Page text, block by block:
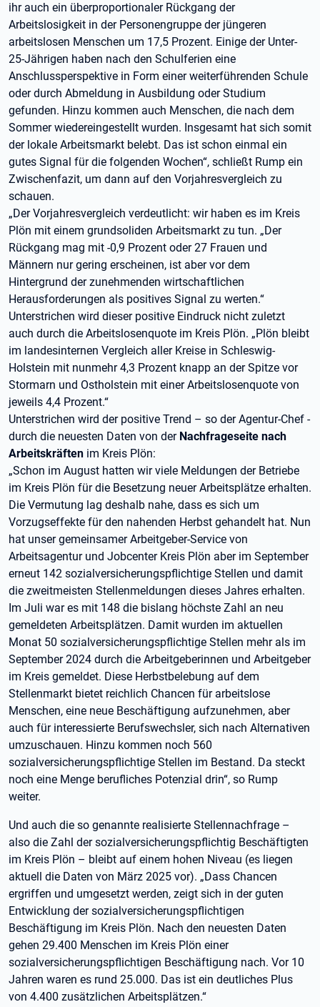
ihr auch ein überproportionaler Rückgang der
Arbeitslosigkeit in der Personengruppe der jüngeren
arbeitslosen Menschen um 17,5 Prozent. Einige der Unter-
25-Jährigen haben nach den Schulferien eine
Anschlussperspektive in Form einer weiterführenden Schule
oder durch Abmeldung in Ausbildung oder Studium
gefunden. Hinzu kommen auch Menschen, die nach dem
Sommer wiedereingestellt wurden. Insgesamt hat sich somit
der lokale Arbeitsmarkt belebt. Das ist schon einmal ein
gutes Signal für die folgenden Wochen“, schließt Rump ein
Zwischenfazit, um dann auf den Vorjahresvergleich zu
schauen.
„Der Vorjahresvergleich verdeutlicht: wir haben es im Kreis
Plön mit einem grundsoliden Arbeitsmarkt zu tun. „Der
Rückgang mag mit -0,9 Prozent oder 27 Frauen und
Männern nur gering erscheinen, ist aber vor dem
Hintergrund der zunehmenden wirtschaftlichen
Herausforderungen als positives Signal zu werten.“
Unterstrichen wird dieser positive Eindruck nicht zuletzt
auch durch die Arbeitslosenquote im Kreis Plön. „Plön bleibt
im landesinternen Vergleich aller Kreise in Schleswig-
Holstein mit nunmehr 4,3 Prozent knapp an der Spitze vor
Stormarn und Ostholstein mit einer Arbeitslosenquote von
jeweils 4,4 Prozent.“
Unterstrichen wird der positive Trend – so der Agentur-Chef -
durch die neuesten Daten von der Nachfrageseite nach
Arbeitskräften im Kreis Plön:
„Schon im August hatten wir viele Meldungen der Betriebe
im Kreis Plön für die Besetzung neuer Arbeitsplätze erhalten.
Die Vermutung lag deshalb nahe, dass es sich um
Vorzugseffekte für den nahenden Herbst gehandelt hat. Nun
hat unser gemeinsamer Arbeitgeber-Service von
Arbeitsagentur und Jobcenter Kreis Plön aber im September
erneut 142 sozialversicherungspflichtige Stellen und damit
die zweitmeisten Stellenmeldungen dieses Jahres erhalten.
Im Juli war es mit 148 die bislang höchste Zahl an neu
gemeldeten Arbeitsplätzen. Damit wurden im aktuellen
Monat 50 sozialversicherungspflichtige Stellen mehr als im
September 2024 durch die Arbeitgeberinnen und Arbeitgeber
im Kreis gemeldet. Diese Herbstbelebung auf dem
Stellenmarkt bietet reichlich Chancen für arbeitslose
Menschen, eine neue Beschäftigung aufzunehmen, aber
auch für interessierte Berufswechsler, sich nach Alternativen
umzuschauen. Hinzu kommen noch 560
sozialversicherungspflichtige Stellen im Bestand. Da steckt
noch eine Menge berufliches Potenzial drin“, so Rump
weiter.
Und auch die so genannte realisierte Stellennachfrage –
also die Zahl der sozialversicherungspflichtig Beschäftigten
im Kreis Plön – bleibt auf einem hohen Niveau (es liegen
aktuell die Daten von März 2025 vor). „Dass Chancen
ergriffen und umgesetzt werden, zeigt sich in der guten
Entwicklung der sozialversicherungspflichtigen
Beschäftigung im Kreis Plön. Nach den neuesten Daten
gehen 29.400 Menschen im Kreis Plön einer
sozialversicherungspflichtigen Beschäftigung nach. Vor 10
Jahren waren es rund 25.000. Das ist ein deutliches Plus
von 4.400 zusätzlichen Arbeitsplätzen.“